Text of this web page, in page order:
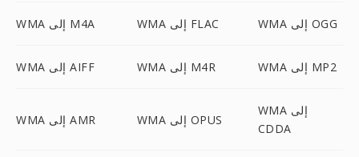
WMA إلى M4A WMA إلى FLAC WMA إلى OGG
WMA إلى AIFF WMA إلى M4R WMA إلى MP2
WMA إلى AMR WMA إلى OPUS
WMA إلى
CDDA